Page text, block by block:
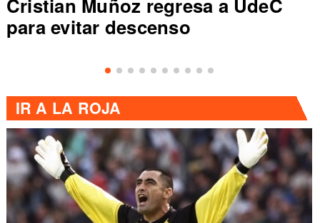
para evitar descenso
IR A LA ROJA